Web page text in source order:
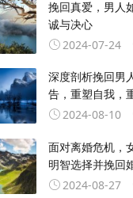
挽回真爱，男人
诚与决心
2024-07-24
深度剖析挽回男
告，重塑自我，
2024-08-10
面对离婚危机，
明智选择并挽回
2024-08-27